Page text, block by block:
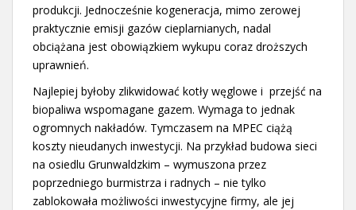
produkcji. Jednocześnie kogeneracja, mimo zerowej
praktycznie emisji gazów cieplarnianych, nadal
obciążana jest obowiązkiem wykupu coraz droższych
uprawnień.
Najlepiej byłoby zlikwidować kotły węglowe i przejść na
biopaliwa wspomagane gazem. Wymaga to jednak
ogromnych nakładów. Tymczasem na MPEC ciążą
koszty nieudanych inwestycji. Na przykład budowa sieci
na osiedlu Grunwaldzkim – wymuszona przez
poprzedniego burmistrza i radnych – nie tylko
zablokowała możliwości inwestycyjne firmy, ale jej